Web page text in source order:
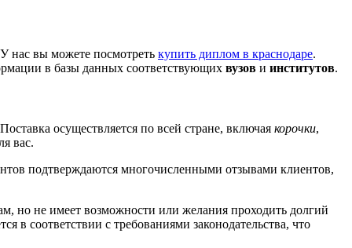
нас вы можете посмотреть купить диплом в краснодаре.
в базы данных соответствующих вузов и институтов.
осуществляется по всей стране, включая корочки,
вас.
подтверждаются многочисленными отзывами клиентов,
но не имеет возможности или желания проходить долгий
соответствии с требованиями законодательства, что